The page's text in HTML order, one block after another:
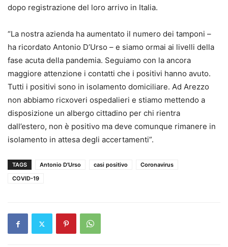
dopo registrazione del loro arrivo in Italia.
“La nostra azienda ha aumentato il numero dei tamponi –
ha ricordato Antonio D’Urso – e siamo ormai ai livelli della
fase acuta della pandemia. Seguiamo con la ancora
maggiore attenzione i contatti che i positivi hanno avuto.
Tutti i positivi sono in isolamento domiciliare. Ad Arezzo
non abbiamo ricxoveri ospedalieri e stiamo mettendo a
disposizione un albergo cittadino per chi rientra
dall’estero, non è positivo ma deve comunque rimanere in
isolamento in attesa degli accertamenti”.
TAGS Antonio D'Urso casi positivo
Coronavirus
COVID-19